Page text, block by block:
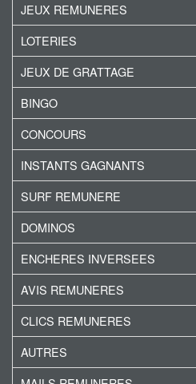
JEUX REMUNERES
LOTERIES
JEUX DE GRATTAGE
BINGO
CONCOURS
INSTANTS GAGNANTS
SURF REMUNERE
DOMINOS
ENCHERES INVERSEES
AVIS REMUNERES
CLICS REMUNERES
AUTRES